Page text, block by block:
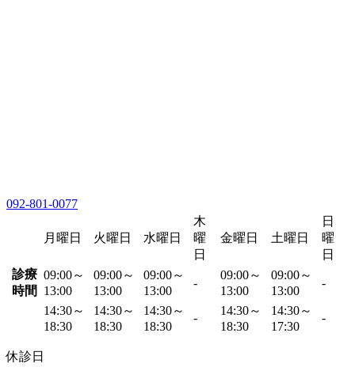
092-801-0077
月曜日 火曜日 水曜日
木
曜
日
金曜日 土曜日
日
曜
日
診療
時間
09:00～
13:00
09:00～
13:00
09:00～
13:00
-
09:00～
13:00
09:00～
13:00
-
14:30～
18:30
14:30～
18:30
14:30～
18:30
-
14:30～
18:30
14:30～
17:30
-
休診日